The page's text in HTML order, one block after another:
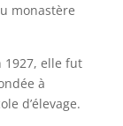
monastère
1927, elle fut
à
d’élevage.